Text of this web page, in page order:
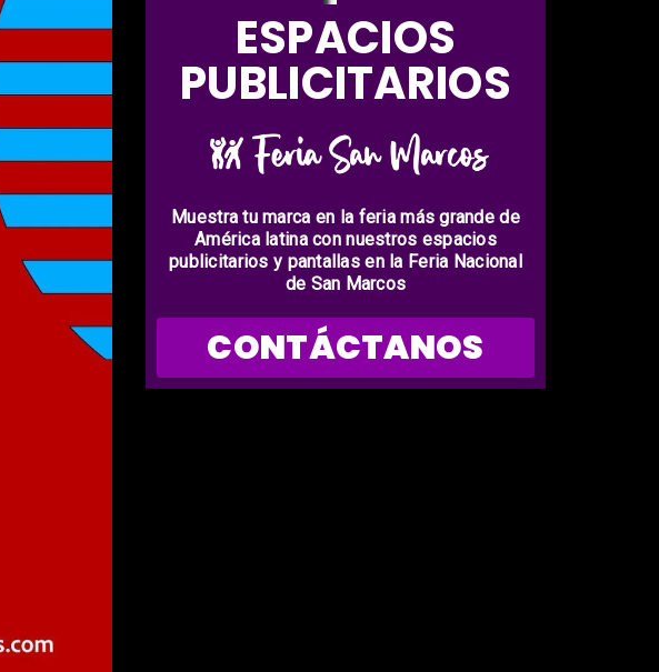
ESPACIOS
PUBLICITARIOS
Muestra tu marca en la feria más grande de
América latina con nuestros espacios
publicitarios y pantallas en la Feria Nacional
de San Marcos
CONTÁCTANOS